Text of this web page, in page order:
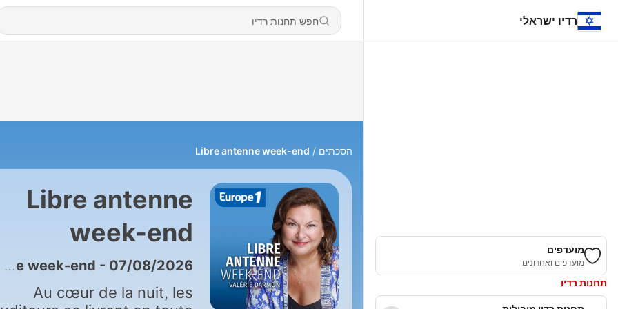
רדיו ישראלי
מועדפים
מועדפים ואחרונים
תחנות רדיו
הסכתים Libre antenne week-end
Libre antenne
week-end
4199 - Libre antenne week-end - 07/08/2026
Au cœur de la nuit, les